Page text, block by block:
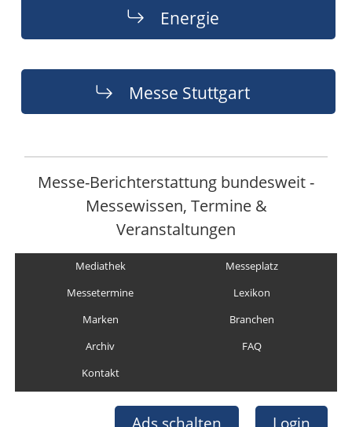
Energie
Messe Stuttgart
Messe-Berichterstattung bundesweit -
Messewissen, Termine &
Veranstaltungen
Mediathek
Messeplatz
Messetermine
Lexikon
Marken
Branchen
Archiv
FAQ
Kontakt
Ads schalten Login